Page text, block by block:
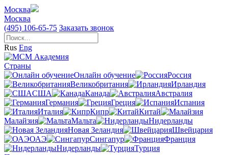
Москва
Москва
(495) 106-65-75 Заказать звонок
Rus Eng
Страны
Онлайн обучение
Россия
Великобритания
Ирландия
США
Канада
Австралия
Германия
Греция
Испания
Италия
Кипр
Китай
Малайзия
Мальта
Нидерланды
Новая Зеландия
Швейцария
ОАЭ
Сингапур
Франция
Нидерланды
Турция